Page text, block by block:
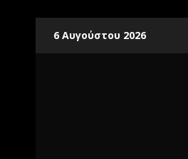
6 Αυγούστου 2026